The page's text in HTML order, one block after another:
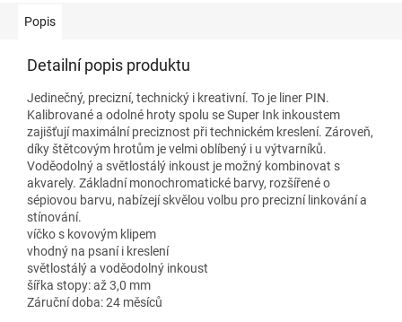
Popis
Detailní popis produktu
Jedinečný, precizní, technický i kreativní. To je liner PIN.
Kalibrované a odolné hroty spolu se Super Ink inkoustem
zajišťují maximální preciznost při technickém kreslení. Zároveň,
díky štětcovým hrotům je velmi oblíbený i u výtvarníků.
Voděodolný a světlostálý inkoust je možný kombinovat s
akvarely. Základní monochromatické barvy, rozšířené o
sépiovou barvu, nabízejí skvělou volbu pro precizní linkování a
stínování.
víčko s kovovým klipem
vhodný na psaní i kreslení
světlostálý a voděodolný inkoust
šířka stopy: až 3,0 mm
Záruční doba: 24 měsíců